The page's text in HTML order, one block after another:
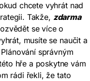
chcete vyhrát nad
Takže, zdarma
se více o
musíte se naučit a
správným
hře a poskytne vám
rádi řekli, že tato